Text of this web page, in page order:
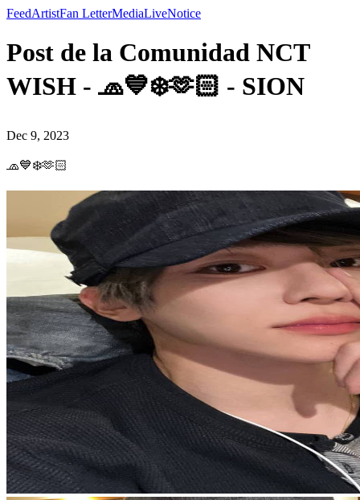
FeedArtistFan LetterMediaLiveNotice
Post de la Comunidad NCT
WISH - 🧢💙❄️🫶🏻 - SION
Dec 9, 2023
🧢💙❄️🫶🏻